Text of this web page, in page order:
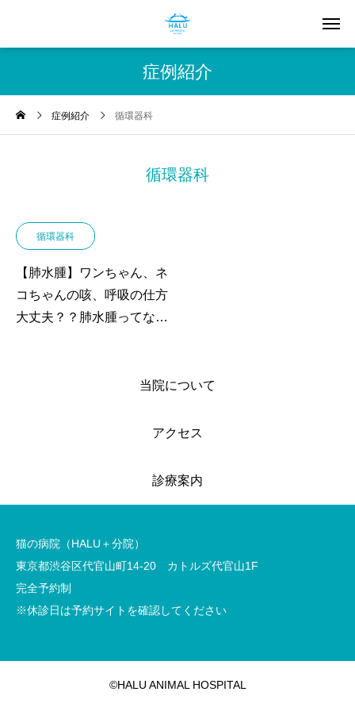
症例紹介
症例紹介 循環器科
循環器科
循環器科
【肺水腫】ワンちゃん、ネ
コちゃんの咳、呼吸の仕方
大丈夫？？肺水腫ってな
当院について
アクセス
診療案内
猫の病院（HALU＋分院）
東京都渋谷区代官山町14-20 カトルズ代官山1F
完全予約制
※休診日は予約サイトを確認してください
©HALU ANIMAL HOSPITAL